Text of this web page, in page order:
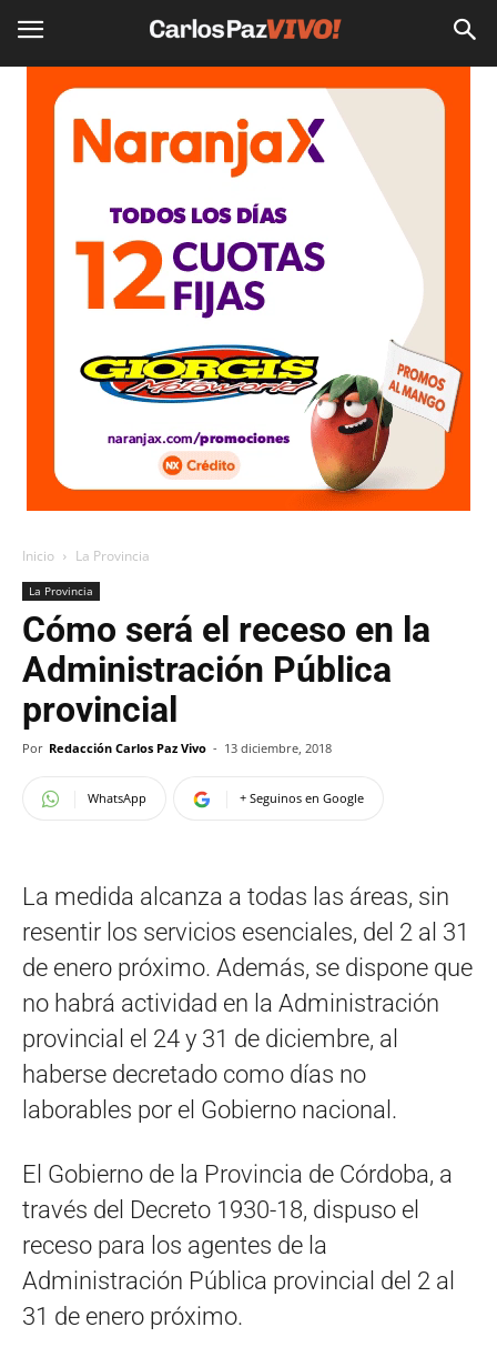
Inicio La Provincia
La Provincia
Cómo será el receso en la
Administración Pública
provincial
Por Redacción Carlos Paz Vivo - 13 diciembre, 2018
WhatsApp + Seguinos en Google
La medida alcanza a todas las áreas, sin
resentir los servicios esenciales, del 2 al 31
de enero próximo. Además, se dispone que
no habrá actividad en la Administración
provincial el 24 y 31 de diciembre, al
haberse decretado como días no
laborables por el Gobierno nacional.
El Gobierno de la Provincia de Córdoba, a
través del Decreto 1930-18, dispuso el
receso para los agentes de la
Administración Pública provincial del 2 al
31 de enero próximo.